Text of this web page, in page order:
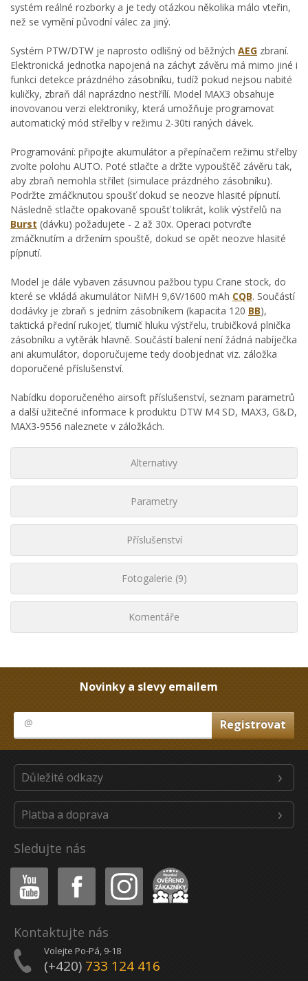
systém reálné rozborky a je tedy otázkou několika málo vteřin,
než se vymění původní válec za jiný.
Systém PTW/DTW je naprosto odlišný od běžných AEG zbraní.
Elektronická jednotka napojená na záchyt závěru má mimo jiné i
funkci detekce prázdného zásobníku, tudíž pokud nejsou nabité
kuličky, zbraň dál naprázdno nestřílí. Model MAX3 obsahuje
inovovanou verzi elektroniky, která umožňuje programovat
automatický mód střelby v režimu 2-30ti raných dávek.
Programování: připojte akumulátor a přepínačem režimu střelby
zvolte polohu AUTO. Poté stlačte a držte vypouštěč závěru tak,
aby zbraň nemohla střílet (simulace prázdného zásobníku).
Podržte zmáčknutou spoušť dokud se neozve hlasité pípnutí.
Následně stlačte opakovaně spoušť tolikrát, kolik výstřelů na
Burst (dávku) požadujete - 2 až 30x. Operaci potvrďte
zmáčknutím a držením spouště, dokud se opět neozve hlasité
pípnutí.
Model je dále vybaven zásuvnou pažbou typu Crane stock, do
které se vkládá akumulátor NiMH 9,6V/1600 mAh CQB. Součástí
dodávky je zbraň s jedním zásobníkem (kapacita 120 BB),
taktická přední rukojeť, tlumič hluku výstřelu, trubičková plnička
zásobníku a vytěrák hlavně. Součástí balení není žádná nabíječka
ani akumulátor, doporučujeme tedy doobjednat viz. záložka
doporučené příslušenství.
Nabídku doporučeného airsoft příslušenství, seznam parametrů
a další užitečné informace k produktu DTW M4 SD, MAX3, G&D,
MAX3-9556 naleznete v záložkách.
Alternativy
Parametry
Příslušenství
Fotogalerie (9)
Komentáře
Novinky a slevy emailem
Důležité odkazy
Platba a doprava
Sledujte nás
Youtube Facebook Instagram Heureka
Kontaktujte nás
Volejte Po-Pá, 9-18
(+420) 733 124 416